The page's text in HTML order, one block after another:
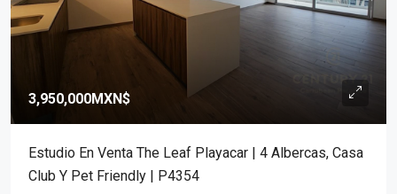
3,950,000MXN$
Estudio En Venta The Leaf Playacar | 4 Albercas, Casa
Club Y Pet Friendly | P4354